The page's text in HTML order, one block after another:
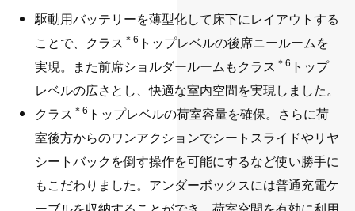
駆動用バッテリーを薄型化して床下にレイアウトする
ことで、クラス ＊6 トップレベルの後席ニールームを
実現。また前席ショルダールームもクラス ＊6 トップ
レベルの広さとし、快適な室内空間を実現しました。
クラス ＊6 トップレベルの荷室容量を確保。さらに荷
室後方からのワンアクションでシートスライドやリヤ
シートバックを倒す操作を可能にするなど使い勝手に
もこだわりました。アンダーボックスには普通充電ケ